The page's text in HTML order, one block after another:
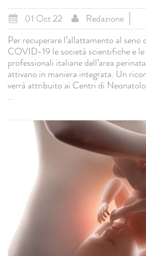
01 Oct 22 Redazione
Per recuperare l’allattamento al seno
COVID-19 le società scientifiche e
professionali italiane dell’area
attivano in maniera integrata. Un
verrà attribuito ai Centri di
...